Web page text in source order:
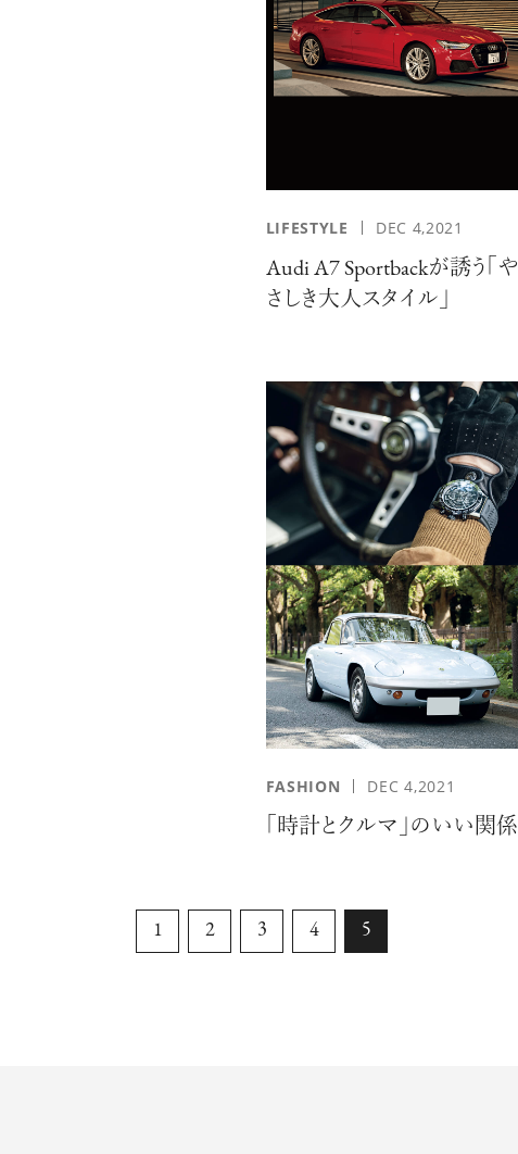
LIFESTYLE DEC 4,2021
Audi A7 Sportbackが誘う「や
さしき大人スタイル」
FASHION DEC 4,2021
「時計とクルマ」のいい関係
1 2 3 4 5